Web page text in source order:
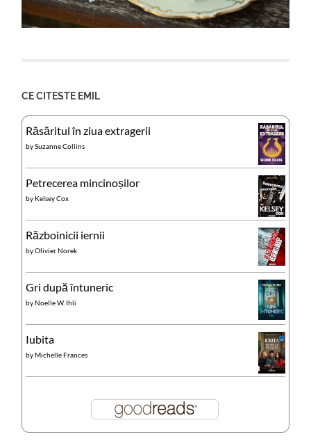
CE CITESTE EMIL
Răsăritul în ziua extragerii
bySuzanne Collins
Petrecerea mincinoșilor
by Kelsey Cox
Războinicii iernii
byOlivier Norek
Gri după întuneric
byNoelle W. Ihli
Iubita
byMichelle Frances